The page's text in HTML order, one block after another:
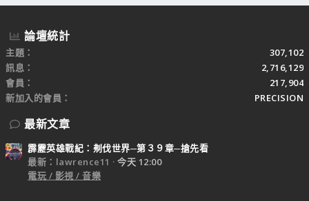
論壇統計
主題
307,102
訊息
2,716,129
會員
217,904
新加入的會員
PRECISION
最新文章
霹靂英雄戰紀：刜伐世界─第３９章─搶先看
最新：lawrence11
今天 12:00
電玩 / 影視 / 音樂